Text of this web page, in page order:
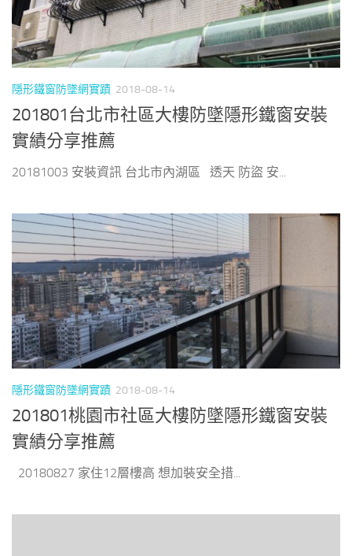
隱形鐵窗防墜網實蹟 2018-08-14
201801台北市社區大樓防墜隱形鐵窗安裝
實績分享推薦
20181003 安裝資訊 台北市內湖區 透天 防盜 安...
隱形鐵窗防墜網實蹟 2018-08-14
201801桃園市社區大樓防墜隱形鐵窗安裝
實績分享推薦
20180827 家住12層樓高 想加裝安全措...